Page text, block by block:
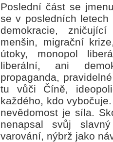
Poslední část se
se v posledních letech
demokracie,
menšin, migrační
útoky, monopol
liberální, ani
propaganda,
tu vůči Číně,
každého, kdo
nevědomost je síla.
nenapsal svůj
varování, nýbrž jako